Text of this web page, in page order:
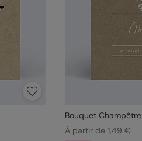
Bouquet Champêtre
À partir de 1,49 €